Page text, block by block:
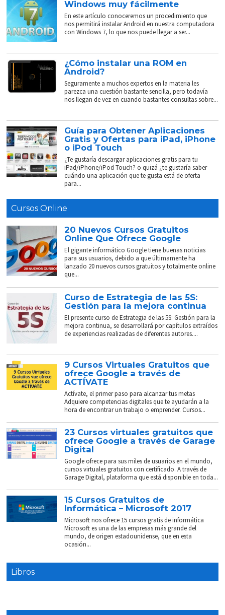
Windows muy fácilmente
En este artículo conoceremos un procedimiento que
nos permitirá instalar Android en nuestra computadora
con Windows 7, lo que nos puede llegar a ser...
¿Cómo instalar una ROM en
Android?
Seguramente a muchos expertos en la materia les
parezca una cuestión bastante sencilla, pero todavía
nos llegan de vez en cuando bastantes consultas sobre...
Guía para Obtener Aplicaciones
Gratis y Ofertas para iPad, iPhone
o iPod Touch
¿Te gustaría descargar aplicaciones gratis para tu
iPad/iPhone/iPod Touch? o quizá ¿te gustaría saber
cuándo una aplicación que te gusta está de oferta
para...
Cursos Online
20 Nuevos Cursos Gratuitos
Online Que Ofrece Google
El gigante informático Google tiene buenas noticias
para sus usuarios, debido a que últimamente ha
lanzado 20 nuevos cursos gratuitos y totalmente online
que...
Curso de Estrategia de las 5S:
Gestión para la mejora continua
El presente curso de Estrategia de las 5S: Gestión para la
mejora continua, se desarrollará por capítulos extraídos
de experiencias realizadas de diferentes autores....
9 Cursos Virtuales Gratuitos que
ofrece Google a través de
ACTÍVATE
Actívate, el primer paso para alcanzar tus metas
Adquiere competencias digitales que te ayudarán a la
hora de encontrar un trabajo o emprender. Cursos...
23 Cursos virtuales gratuitos que
ofrece Google a través de Garage
Digital
Google ofrece para sus miles de usuarios en el mundo,
cursos virtuales gratuitos con certificado. A través de
Garage Digital, plataforma que está disponible en toda...
15 Cursos Gratuitos de
Informática – Microsoft 2017
Microsoft nos ofrece 15 cursos gratis de informática
Microsoft es una de las empresas más grande del
mundo, de origen estadounidense, que en esta
ocasión...
Libros